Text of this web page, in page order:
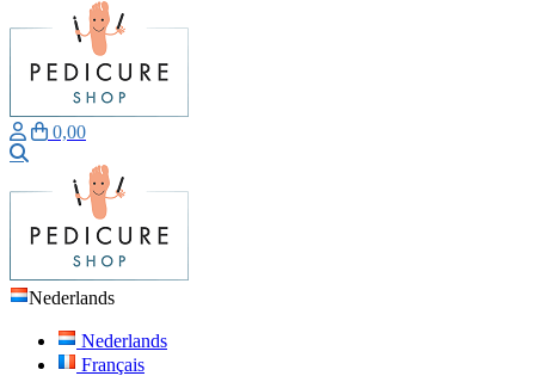
0,00
Nederlands
Nederlands
Français